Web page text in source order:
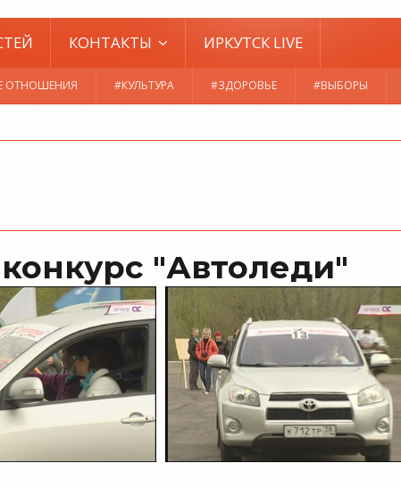
КОНТАКТЫ ИРКУТСК LIVE
ОТНОШЕНИЯ #КУЛЬТУРА #ЗДОРОВЬЕ #ВЫБОРЫ
"Автоледи"